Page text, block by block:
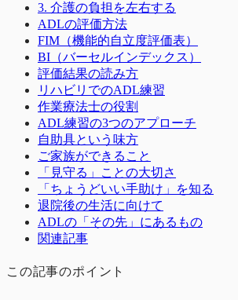
3. 介護の負担を左右する
ADLの評価方法
FIM（機能的自立度評価表）
BI（バーセルインデックス）
評価結果の読み方
リハビリでのADL練習
作業療法士の役割
ADL練習の3つのアプローチ
自助具という味方
ご家族ができること
「見守る」ことの大切さ
「ちょうどいい手助け」を知る
退院後の生活に向けて
ADLの「その先」にあるもの
関連記事
この記事のポイント